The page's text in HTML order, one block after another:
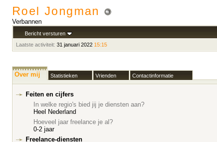
Roel Jongman
Verbannen
Bericht versturen
Laatste activiteit: 31 januari 2022 15:15
Over mij Statistieken Vrienden Contactinformatie
Feiten en cijfers
In welke regio's bied jij je diensten aan?
Heel Nederland
Hoeveel jaar freelance je al?
0-2 jaar
Freelance-diensten